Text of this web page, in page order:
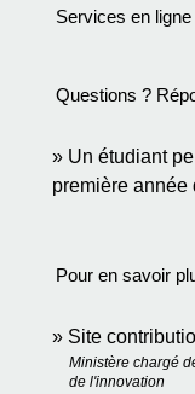
Services en
Questions ?
Un étudiant
première année
Pour en savoir
Site
Ministère chargé
de l'innovation